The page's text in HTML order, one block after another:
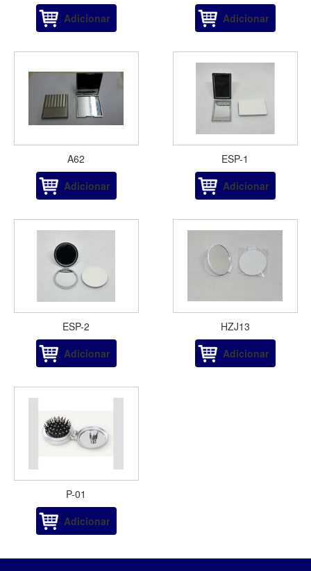
Adicionar
Adicionar
A62
Adicionar
ESP-1
Adicionar
ESP-2
Adicionar
HZJ13
Adicionar
P-01
Adicionar